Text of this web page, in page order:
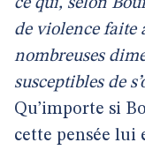
ce qui, selon
de violence faite
nombreuses
susceptibles de
Qu’importe si
cette pensée lui